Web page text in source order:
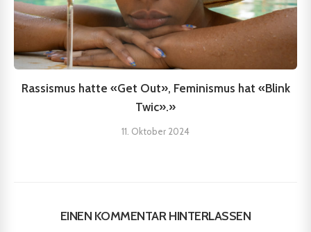
Rassismus hatte «Get Out», Feminismus hat «Blink
Twic».»
11. Oktober 2024
EINEN KOMMENTAR HINTERLASSEN